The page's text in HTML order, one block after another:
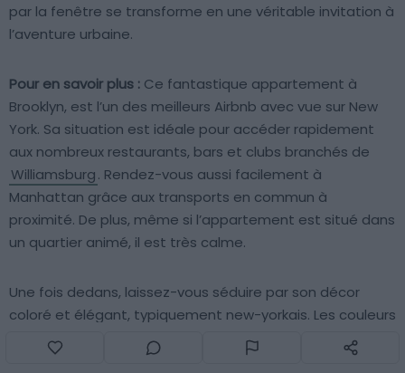
par la fenêtre se transforme en une véritable invitation à
l’aventure urbaine.
Pour en savoir plus : Ce fantastique appartement à
Brooklyn, est l’un des meilleurs Airbnb avec vue sur New
York. Sa situation est idéale pour accéder rapidement
aux nombreux restaurants, bars et clubs branchés de
Williamsburg. Rendez-vous aussi facilement à
Manhattan grâce aux transports en commun à
proximité. De plus, même si l’appartement est situé dans
un quartier animé, il est très calme.
Une fois dedans, laissez-vous séduire par son décor
coloré et élégant, typiquement new-yorkais. Les couleurs
sont douces et harmonieuses, ce qui rend le lieu très
paisible. De plus, le logement est très lumineux grâce à